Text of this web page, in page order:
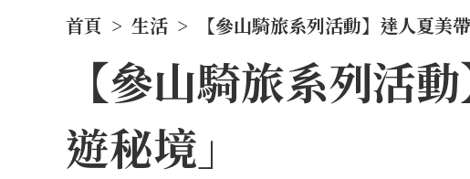
首頁 > 生活 > 【參山騎旅系列活動】達人夏美
【參山騎旅系列活
遊秘境」